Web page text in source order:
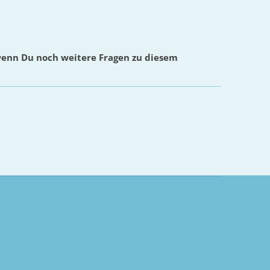
Du noch weitere Fragen zu diesem